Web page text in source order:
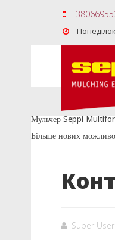
Мульчер Seppi
Більше нових
Super User